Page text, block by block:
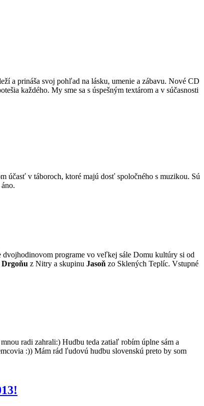
a prináša svoj pohľad na lásku, umenie a zábavu. Nové CD
každého. My sme sa s úspešným textárom a v súčasnosti
účasť v táboroch, ktoré majú dosť spoločného s muzikou. Sú
programe vo veľkej sále Domu kultúry si od
z Nitry a skupinu Jasoň zo Sklených Teplíc. Vstupné
radi zahrali:) Hudbu teda zatiaľ robím úplne sám a
:)) Mám rád ľudovú hudbu slovenskú preto by som